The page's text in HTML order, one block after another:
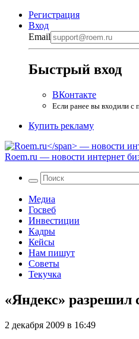
Регистрация
Вход
Email
Быстрый вход
ВКонтакте
Если ранее вы входили с
Купить рекламу
Roem.ru — новости интернет
Медиа
Госвеб
Инвестиции
Кадры
Кейсы
Нам пишут
Советы
Текучка
«Яндекс»
2 декабря 2009 в 16:49